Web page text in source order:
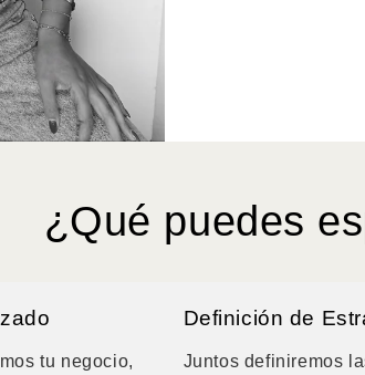
¿Qué puedes
tu negocio,
Definición de
Juntos definiremos